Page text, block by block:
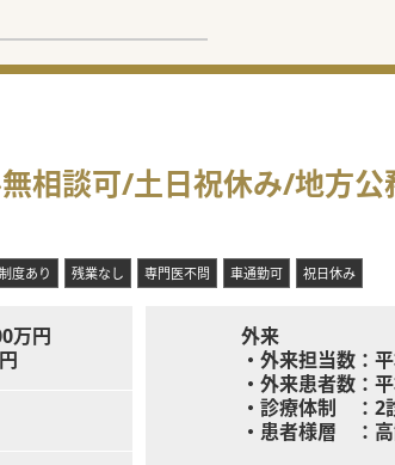
相談可/土日祝休み/地方
度あり 残業なし 専門医不問 車通勤可 祝日休み
万円
外来
・外来担当数：
・外来患者数：
・診療体制 ：2
・患者様層 ：